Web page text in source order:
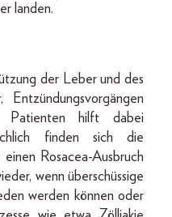
landen.
der Leber und des
hilft dabei
finden sich die
Rosacea-Ausbruch
wenn überschüssige
werden können oder